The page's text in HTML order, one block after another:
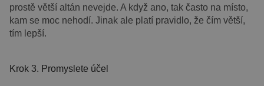
prostě větší altán nevejde. A když ano, tak často na místo,
kam se moc nehodí. Jinak ale platí pravidlo, že čím větší,
tím lepší.
Krok 3. Promyslete účel